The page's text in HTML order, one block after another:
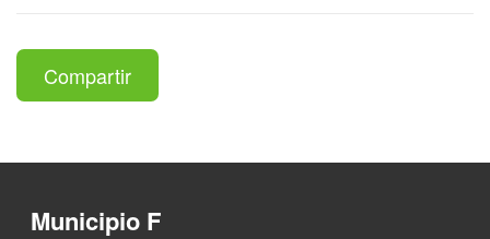
Compartir
Municipio F